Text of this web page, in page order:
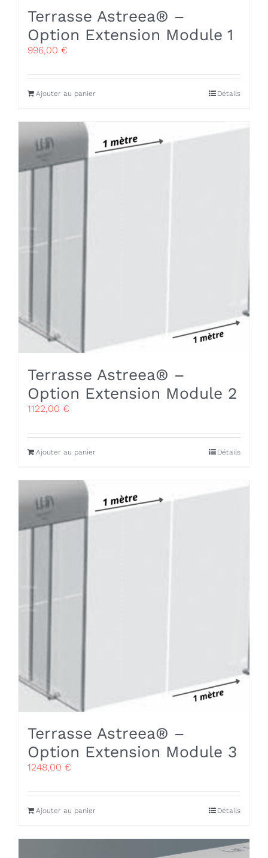
Terrasse Astreea® –
Option Extension Module 1
996,00 €
Ajouter au panier Détails
Terrasse Astreea® –
Option Extension Module 2
1122,00 €
Ajouter au panier Détails
Terrasse Astreea® –
Option Extension Module 3
1248,00 €
Ajouter au panier Détails